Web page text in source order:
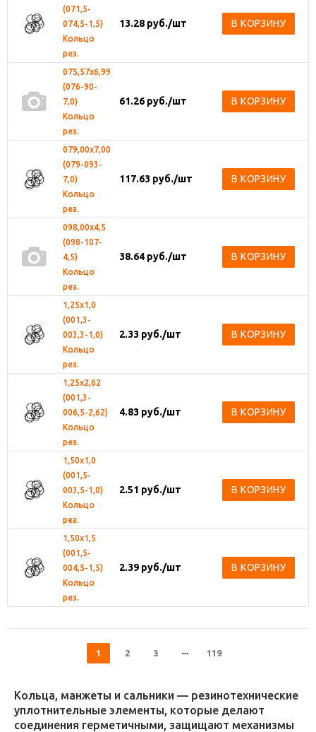
(071,5-
074,5-1,5)
Кольцо
рез.
13.28 руб./шт В КОРЗИНУ
075,57х6,99
(076-90-
7,0)
Кольцо
рез.
61.26 руб./шт В КОРЗИНУ
079,00х7,00
(079-093-
7,0)
Кольцо
рез.
117.63 руб./шт В КОРЗИНУ
098,00х4,5
(098-107-
4,5)
Кольцо
рез.
38.64 руб./шт В КОРЗИНУ
1,25х1,0
(001,3-
003,3-1,0)
Кольцо
рез.
2.33 руб./шт В КОРЗИНУ
1,25х2,62
(001,3-
006,5-2,62)
Кольцо
рез.
4.83 руб./шт В КОРЗИНУ
1,50х1,0
(001,5-
003,5-1,0)
Кольцо
рез.
2.51 руб./шт В КОРЗИНУ
1,50х1,5
(001,5-
004,5-1,5)
Кольцо
рез.
2.39 руб./шт В КОРЗИНУ
1 2 3 119
Кольца, манжеты и сальники — резинотехнические
уплотнительные элементы, которые делают
соединения герметичными, защищают механизмы